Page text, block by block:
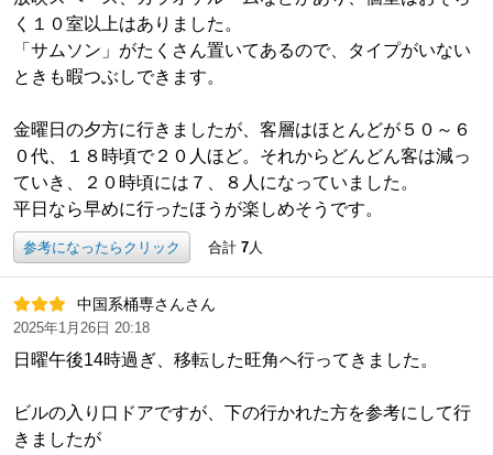
く１０室以上はありました。
「サムソン」がたくさん置いてあるので、タイプがいない
ときも暇つぶしできます。
金曜日の夕方に行きましたが、客層はほとんどが５０～６
０代、１８時頃で２０人ほど。それからどんどん客は減っ
ていき、２０時頃には７、８人になっていました。
平日なら早めに行ったほうが楽しめそうです。
参考になったらクリック 合計 7人
中国系桶専さんさん
2025年1月26日 20:18
日曜午後14時過ぎ、移転した旺角へ行ってきました。
ビルの入り口ドアですが、下の行かれた方を参考にして行
きましたが